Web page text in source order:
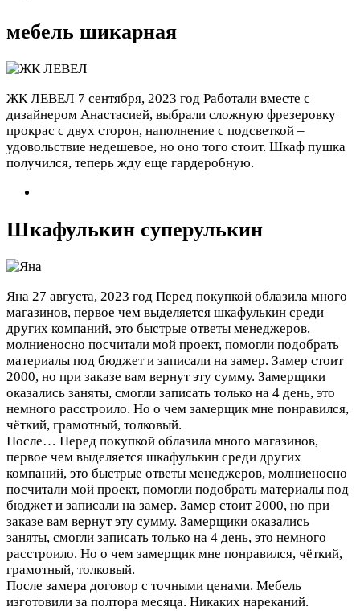
мебель шикарная
ЖК ЛЕВЕЛ 7 сентября, 2023 год Работали вместе с
дизайнером Анастасией, выбрали сложную фрезеровку
прокрас с двух сторон, наполнение с подсветкой –
удовольствие недешевое, но оно того стоит. Шкаф пушка
получился, теперь жду еще гардеробную.
Шкафулькин суперулькин
Яна 27 августа, 2023 год Перед покупкой облазила много
магазинов, первое чем выделяется шкафулькин среди
других компаний, это быстрые ответы менеджеров,
молниеносно посчитали мой проект, помогли подобрать
материалы под бюджет и записали на замер. Замер стоит
2000, но при заказе вам вернут эту сумму. Замерщики
оказались заняты, смогли записать только на 4 день, это
немного расстроило. Но о чем замерщик мне понравился,
чёткий, грамотный, толковый.
После… Перед покупкой облазила много магазинов,
первое чем выделяется шкафулькин среди других
компаний, это быстрые ответы менеджеров, молниеносно
посчитали мой проект, помогли подобрать материалы под
бюджет и записали на замер. Замер стоит 2000, но при
заказе вам вернут эту сумму. Замерщики оказались
заняты, смогли записать только на 4 день, это немного
расстроило. Но о чем замерщик мне понравился, чёткий,
грамотный, толковый.
После замера договор с точными ценами. Мебель
изготовили за полтора месяца. Никаких нареканий.